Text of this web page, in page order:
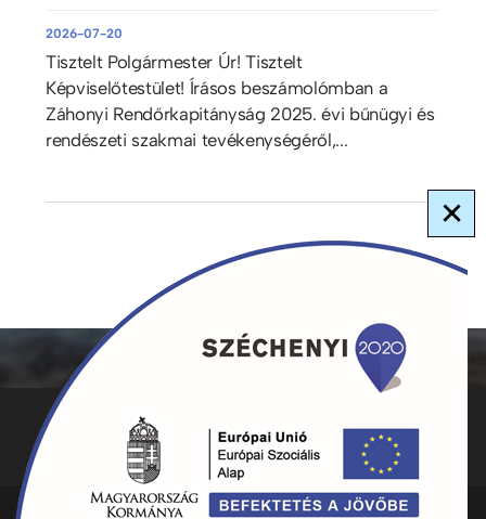
2026-07-20
Tisztelt Polgármester Úr! Tisztelt
Képviselőtestület! Írásos beszámolómban a
Záhonyi Rendőrkapitányság 2025. évi bűnügyi és
rendészeti szakmai tevékenységéről,...
ADATKEZELÉS KAPCSOLAT
×